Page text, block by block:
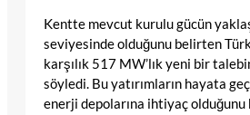
Kentte mevcut kurulu gücün
seviyesinde olduğunu belirten
karşılık 517 MW’lık yeni bir
söyledi. Bu yatırımların hayata
enerji depolarına ihtiyaç